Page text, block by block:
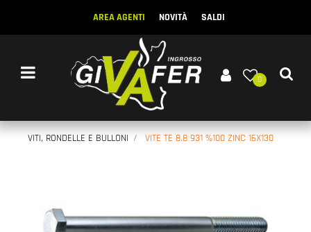
AREA AGENTI NOVITÀ SALDI
Open menu
0
VITI, RONDELLE E BULLONI VITE TE 8.8 931 %100 ZINC 16X130